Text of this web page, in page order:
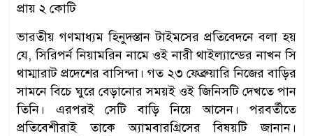
প্রায় ২ কোটি
ভারতীয় গণমাধ্যম হিনুদস্তান টাইমসের প্রতিবেদনে বলা হয়
যে, সিরিপর্ন নিয়ামরিন নামে ওই নারী থাইল্যান্ডের নাখন সি
থাম্মারাট প্রদেশের বাসিন্দা। গত ২৩ ফেব্রুয়ারি নিজের বাড়ির
সামনে বিচে ঘুরে বেড়ানোর সময়ই ওই জিনিসটি দেখতে পান
তিনি। এরপরই সেটি বাড়ি নিয়ে আসেন। পরবর্তীতে
প্রতিবেশীরাই তাকে অ্যামবারগ্রিসের বিষয়টি জানান।